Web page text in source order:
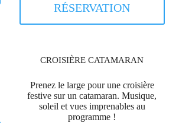
RÉSERVATION
CROISIÈRE CATAMARAN
Prenez le large pour une croisière
festive sur un catamaran. Musique,
soleil et vues imprenables au
programme !